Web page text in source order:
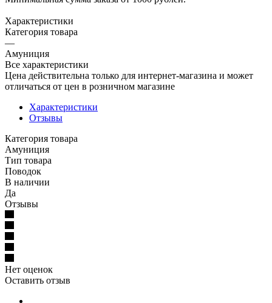
Характеристики
Категория товара
—
Амуниция
Все характеристики
Цена действительна только для интернет-магазина и может
отличаться от цен в розничном магазине
Характеристики
Отзывы
Категория товара
Амуниция
Тип товара
Поводок
В наличии
Да
Отзывы
Нет оценок
Оставить отзыв